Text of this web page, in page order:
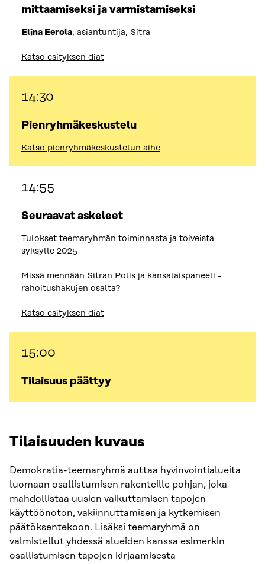
mittaamiseksi ja varmistamiseksi
Elina Eerola, asiantuntija, Sitra
Katso esityksen diat
14:30
Pienryhmäkeskustelu
Katso pienryhmäkeskustelun aihe
14:55
Seuraavat askeleet
Tulokset teemaryhmän toiminnasta ja toiveista
syksylle 2025
Missä mennään Sitran Polis ja kansalaispaneeli -
rahoitushakujen osalta?
Katso esityksen diat
15:00
Tilaisuus päättyy
Tilaisuuden kuvaus
Demokratia-teemaryhmä auttaa hyvinvointialueita
luomaan osallistumisen rakenteille pohjan, joka
mahdollistaa uusien vaikuttamisen tapojen
käyttöönoton, vakiinnuttamisen ja kytkemisen
päätöksentekoon. Lisäksi teemaryhmä on
valmistellut yhdessä alueiden kanssa esimerkin
osallistumisen tapojen kirjaamisesta